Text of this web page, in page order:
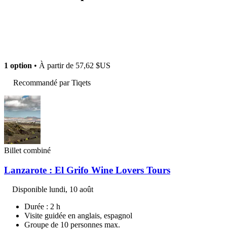
1 option • À partir de 57,62 $US
Recommandé par Tiqets
Billet combiné
Lanzarote : El Grifo Wine Lovers Tours
Disponible lundi, 10 août
Durée : 2 h
Visite guidée en anglais, espagnol
Groupe de 10 personnes max.